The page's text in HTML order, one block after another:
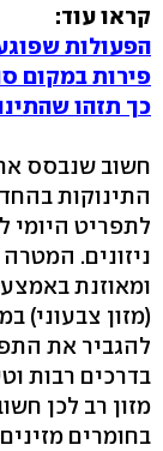
קראו עוד:
הפעולות
פירות במקום
כך תזהו
חשוב שנבסס
התינוקות
לתפריט
ניזונים.
ומאוזנת
(מזון צבעוני)
להגביר את
בדרכים רבות
מזון רב לכן
בחומרים